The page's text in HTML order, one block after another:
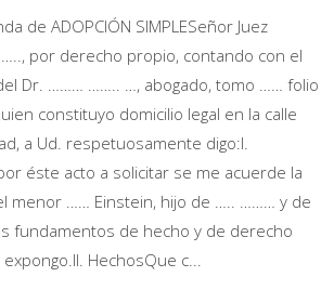
de ADOPCIÓN SIMPLESeñor Juez
por derecho propio, contando con el
Dr. ……… …….. …, abogado, tomo …… folio
constituyo domicilio legal en la calle
a Ud. respetuosamente digo:I.
éste acto a solicitar se me acuerde la
menor …… Einstein, hijo de ….. ……… y de
fundamentos de hecho y de derecho
HechosQue c...